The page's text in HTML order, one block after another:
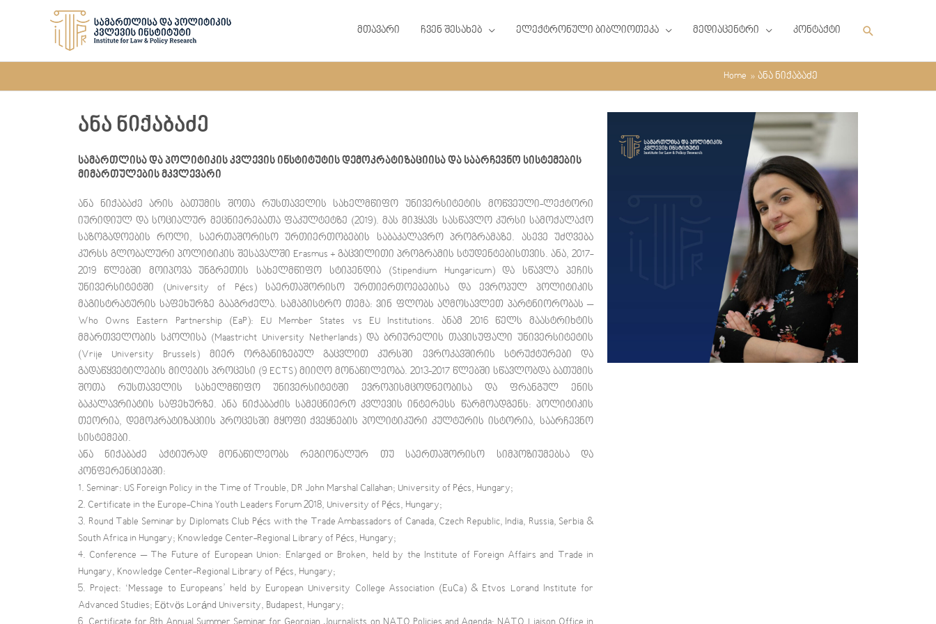
მთავარი ჩვენ შესახებ ელექტრონული ბიბლიოთეკა მედიაცენტრი კონტაქტი Search
Home ანა ნიქაბაძე
ანა ნიქაბაძე
სამართლისა და პოლიტიკის კვლევის ინსტიტუტის დემოკრატიზაციისა და საარჩევნო სისტემების
მიმართულების მკვლევარი
ანა ნიქაბაძე არის ბათუმის შოთა რუსთაველის სახელმწიფო უნივერსიტეტის მოწვეული-ლექტორი
იურიდიულ და სოციალურ მეცნიერებათა ფაკულტეტზე (2019). მას მიჰყავს სასწავლო კურსი სამოქალაქო
საზოგადოების როლი, საერთაშორისო ურთიერთობების საბაკალავრო პროგრამაზე. ასევე უძღვება
კურსს გლობალური პოლიტიკის შესავალში Erasmus + გაცვილითი პროგრამის სტუდენტებისთვის. ანა, 2017-
2019 წლებში მოიპოვა უნგრეთის სახელმწიფო სტიპენდია (Stipendium Hungaricum) და სწავლა პეჩის
უნივერსიტეტში (University of Pécs) საერთაშორისო ურთიერთოებებისა და ევროპულ პოლიტიკის
მაგისტრატურის საფეხურზე გააგრძელა. სამაგისტრო თემა: ვინ ფლობს აღმოსავლეთ პარტნიორობას –
Who Owns Eastern Partnership (EaP): EU Member States vs EU Institutions. ანამ 2016 წელს მაასტრიხტის
მმართველობის სკოლისა (Maastricht University Netherlands) და ბრიურელის თავისუფალი უნივერსიტეტის
(Vrije University Brussels) მიერ ორგანიზებულ გაცვლით კურსში ევროკავშირის სტრუქტურები და
გადაწყვეტილების მიღების პროცესი (9 ECTS) მიიღო მონაწილეობა. 2013-2017 წლებში სწავლობდა ბათუმის
შოთა რუსთაველის სახელმწიფო უნივერსიტეტში ევროპისმცოდნეობისა და ფრანგულ ენის
ბაკალავრიატის საფეხურზე. ანა ნიქაბაძის სამეცნიერო კვლევის ინტერესს წარმოადგენს: პოლიტიკის
თეორია, დემოკრატიზაციის პროცესში მყოფი ქვეყნების პოლიტიკური კულტურის ისტორია, საარჩევნო
სისტემები.
ანა ნიქაბაძე აქტიურად მონაწილეობს რეგიონალურ თუ საერთაშორისო სიმპოზიუმებსა და
კონფერენციებში:
1. Seminar: US Foreign Policy in the Time of Trouble, DR John Marshal Callahan; University of Pécs, Hungary;
2. Certificate in the Europe-China Youth Leaders Forum 2018, University of Pécs, Hungary;
3. Round Table Seminar by Diplomats Club Pécs with the Trade Ambassadors of Canada, Czech Republic, India, Russia, Serbia &
South Africa in Hungary; Knowledge Center-Regional Library of Pécs, Hungary;
4. Conference – The Future of European Union: Enlarged or Broken, held by the Institute of Foreign Affairs and Trade in
Hungary, Knowledge Center-Regional Library of Pécs, Hungary;
5. Project: ‘Message to Europeans’ held by European University College Association (EuCa) & Etvos Lorand Institute for
Advanced Studies; Eötvös Loránd University, Budapest, Hungary;